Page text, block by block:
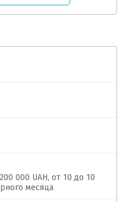
000 UAH, от 10 до 10
месяца